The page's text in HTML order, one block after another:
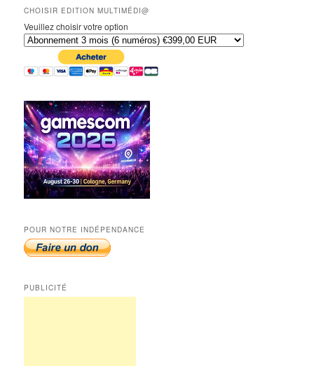
CHOISIR EDITION MULTIMÉDI@
Veuillez choisir votre option
POUR NOTRE INDÉPENDANCE
PUBLICITÉ